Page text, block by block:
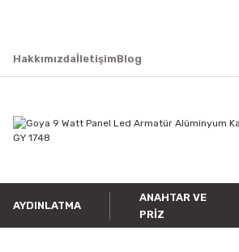
HakkımızdaİletişimBlog
AYDINLATMA
ANAHTAR VE
PRIZ